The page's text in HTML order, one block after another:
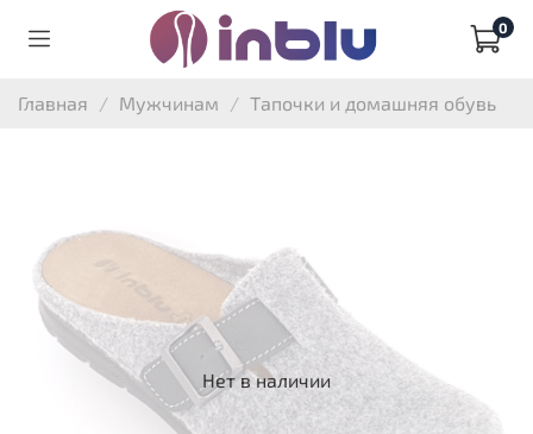
0
Главная Мужчинам Тапочки и домашняя обувь
Нет в наличии